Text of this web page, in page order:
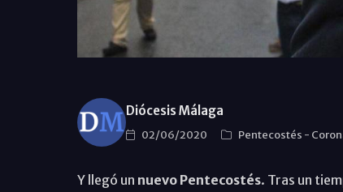
Diócesis Málaga
02/06/2020 Pentecostés -
Y llegó un nuevo Pentecostés. Tras un